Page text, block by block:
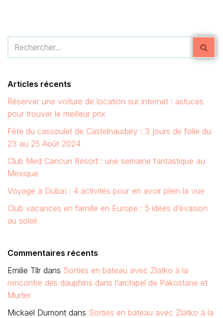
Articles récents
Réserver une voiture de location sur internet : astuces
pour trouver le meilleur prix
Fête du cassoulet de Castelnaudary : 3 jours de folie du
23 au 25 Août 2024
Club Med Cancun Resort : une semaine fantastique au
Mexique
Voyage à Dubaï : 4 activités pour en avoir plein la vue
Club vacances en famille en Europe : 5 idées d’évasion
au soleil
Commentaires récents
Emilie Tllr dans Sorties en bateau avec Zlatko à la
rencontre des dauphins dans l’archipel de Pakostane et
Murter
Mickaël Dumont dans Sorties en bateau avec Zlatko à la